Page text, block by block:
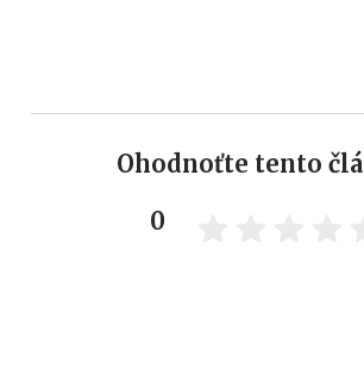
Ohodnoťte tento
0